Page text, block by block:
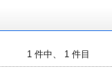
1 件中、 1 件目